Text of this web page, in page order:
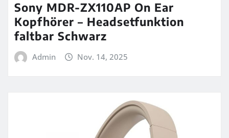
Sony MDR-ZX110AP On Ear
Kopfhörer – Headsetfunktion
faltbar Schwarz
Admin Nov. 14, 2025